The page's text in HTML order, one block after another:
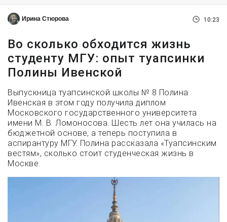
Ирина Стюрова 10:23
Во сколько обходится жизнь
студенту МГУ: опыт туапсинки
Полины Ивенской
Выпускница туапсинской школы № 8 Полина
Ивенская в этом году получила диплом
Московского государственного университета
имени М. В. Ломоносова. Шесть лет она училась на
бюджетной основе, а теперь поступила в
аспирантуру МГУ. Полина рассказала «Туапсинским
вестям», сколько стоит студенческая жизнь в
Москве.